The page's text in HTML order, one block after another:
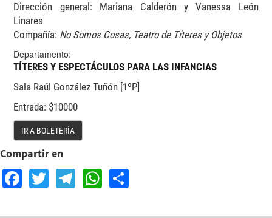
Dirección general: Mariana Calderón y Vanessa León
Linares
Compañía: No Somos Cosas, Teatro de Títeres y Objetos
Departamento:
TÍTERES Y ESPECTÁCULOS PARA LAS INFANCIAS
Sala Raúl González Tuñón [1ºP]
Entrada: $10000
IR A BOLETERÍA
Compartir en
Facebook
TwitterTelegram
WhatsApp